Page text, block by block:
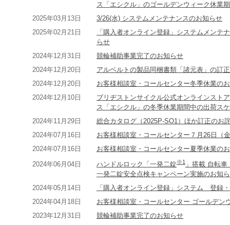
ス「エシクル」のゴールデンウィーク休業
2025年03月13日
3/26(水) システムメンテナンスのお知らせ
2025年02月21日
「購入者オンライン登録」システムメンテ
らせ
2024年12月31日
競輪補助事業完了のお知らせ
2024年12月20日
アルベルトの製品同梱書類「諸元表」の訂
2024年12月20日
お客様相談室・コールセンター冬季休業の
2024年12月10日
ブリヂストンサイクル公式オンラインスト
ス「エシクル」の冬季休業期間中の出荷ス
2024年11月29日
総合カタログ（2025P-SO1）ほか訂正のお
2024年07月16日
お客様相談室・コールセンター７月26日（
2024年07月16日
お客様相談室・コールセンター夏季休業の
2024年06月04日
ハンドルロック「一発二錠※1 」搭載 自転
一発二錠安全点検キャンペーン実施のお知
2024年05月14日
「購入者オンライン登録」システム 登録
2024年04月18日
お客様相談室・コールセンター ゴールデン
2023年12月31日
競輪補助事業完了のお知らせ